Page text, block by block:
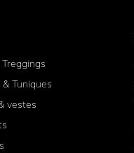
Tuniques
vestes